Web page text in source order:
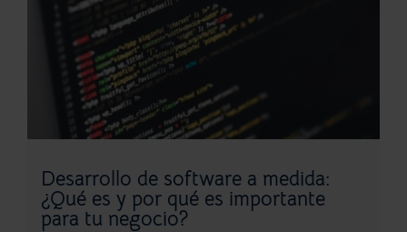
Desarrollo de software a medida:
¿Qué es y por qué es importante
para tu negocio?